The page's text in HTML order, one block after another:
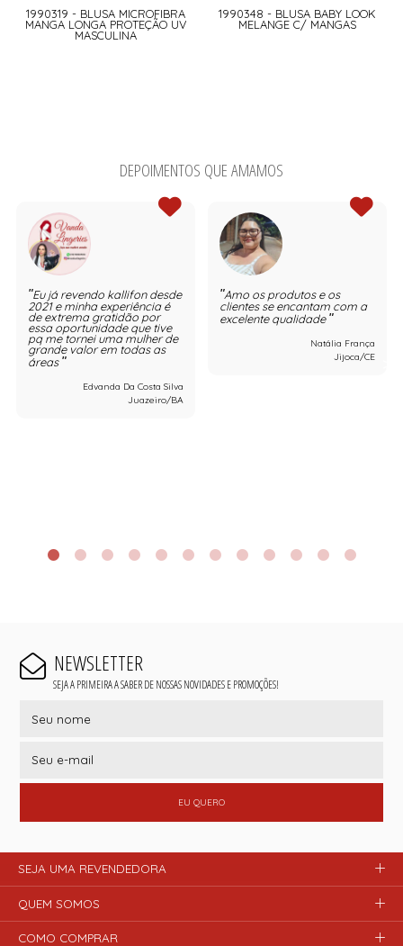
1990319 - BLUSA MICROFIBRA
MANGA LONGA PROTEÇÃO UV
MASCULINA
1990348 - BLUSA BABY LOOK
MELANGE C/ MANGAS
DEPOIMENTOS QUE AMAMOS
Eu já revendo kallifon desde
2021 e minha experiência é
de extrema gratidão por
essa oportunidade que tive
pq me tornei uma mulher de
grande valor em todas as
áreas
Edvanda Da Costa Silva
Juazeiro/BA
Amo os produtos e os
clientes se encantam com a
excelente qualidade
Natália França
Jijoca/CE
NEWSLETTER
SEJA A PRIMEIRA A SABER DE NOSSAS NOVIDADES E PROMOÇÕES!
EU QUERO
SEJA UMA REVENDEDORA
QUEM SOMOS
COMO COMPRAR